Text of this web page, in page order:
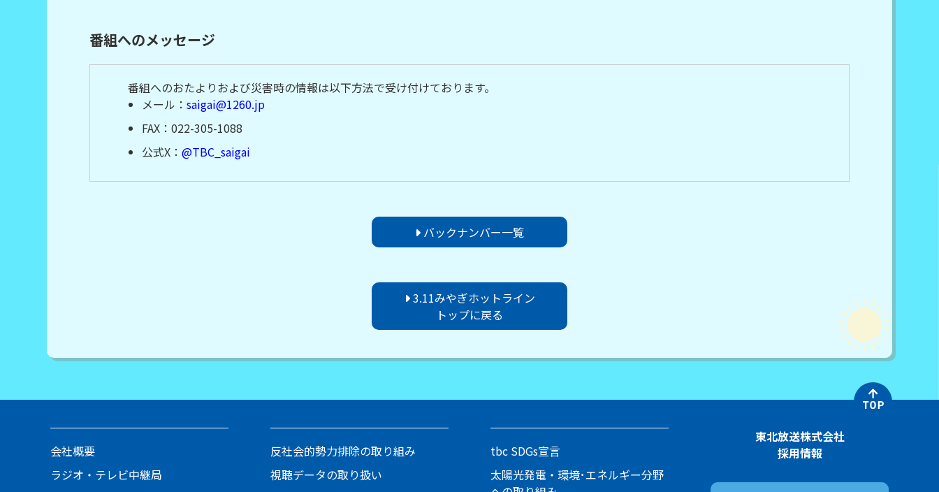
番組へのメッセージ
番組へのおたよりおよび災害時の情報は以下方法で受け付けております。
メール：saigai@1260.jp
FAX：022-305-1088
公式X：@TBC_saigai
バックナンバー一覧
3.11みやぎホットライン
トップに戻る
会社概要
ラジオ・テレビ中継局
反社会的勢力排除の取り組み
視聴データの取り扱い
tbc SDGs宣言
太陽光発電・環境･エネルギー分野
東北放送株式会社
採用情報